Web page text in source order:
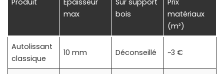
max
bois
matériaux
(m²)
Autolissant
classique
10 mm Déconseillé ~3 €